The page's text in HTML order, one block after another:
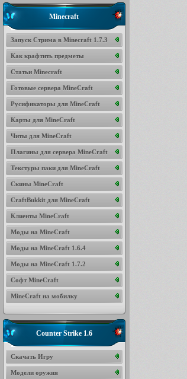
Minecraft
Запуск Стрима в Minecraft 1.7.3
Как крафтить предметы
Статьи Minecraft
Готовые сервера MineCraft
Русификаторы для MineCraft
Карты для MineCraft
Читы для MineCraft
Плагины для сервера MineCraft
Текстуры паки для MineCraft
Скины MineCraft
CraftBukkit для MineCraft
Клиенты MineCraft
Моды на MineCraft
Моды на MineCraft 1.6.4
Моды на MineCraft 1.7.2
Софт MineCraft
MineCraft на мобилку
Counter Strike 1.6
Скачать Игру
Модели оружия